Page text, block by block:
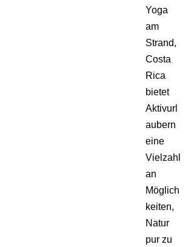
Yoga
am
Strand,
Costa
Rica
bietet
Aktivurl
aubern
eine
Vielzahl
an
Möglich
keiten,
Natur
pur zu